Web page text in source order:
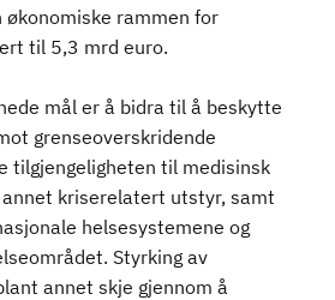
rammen for
til 5,3 mrd euro.
mål er å bidra til å beskytte
grenseoverskridende
tilgjengeligheten til medisinsk
kriserelatert utstyr, samt
helsesystemene og
Styrking av
annet skje gjennom å